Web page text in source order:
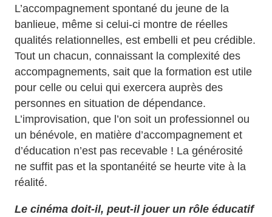
L’accompagnement spontané du jeune de la
banlieue, même si celui-ci montre de réelles
qualités relationnelles, est embelli et peu crédible.
Tout un chacun, connaissant la complexité des
accompagnements, sait que la formation est utile
pour celle ou celui qui exercera auprès des
personnes en situation de dépendance.
L’improvisation, que l’on soit un professionnel ou
un bénévole, en matière d’accompagnement et
d’éducation n’est pas recevable ! La générosité
ne suffit pas et la spontanéité se heurte vite à la
réalité.
Le cinéma doit-il, peut-il jouer un rôle éducatif